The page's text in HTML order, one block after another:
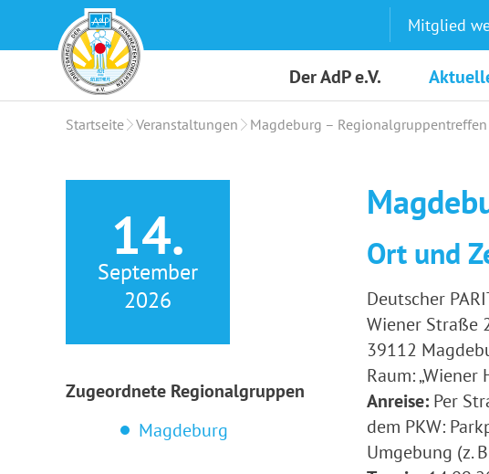
Mitglied
Der AdP e.V.
Startseite Veranstaltungen Magdeburg – Regionalgruppentreffen
14.
September
2026
Zugeordnete Regionalgruppen
Magdeburg
Ort und
Deutscher
Wiener Straße
39112
Raum:
Anreise: Per
dem PKW:
Umgebung (z.